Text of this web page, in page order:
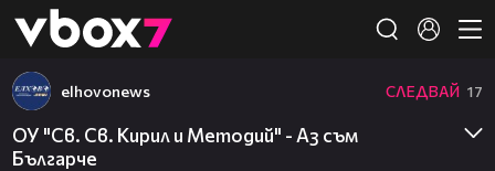
👾
elhovonews СЛЕДВАЙ 17
ОУ "Св. Св. Кирил и Методий" - Аз съм
Българче